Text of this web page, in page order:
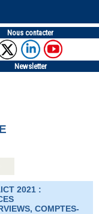
Nous contacter
Newsletter
2021 :
COMPTES-